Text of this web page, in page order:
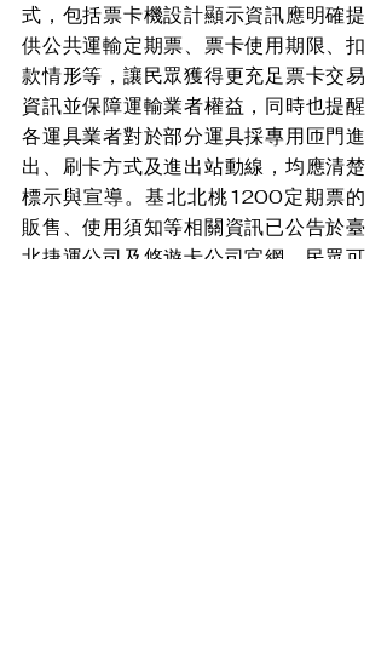
式，包括票卡機設計顯示資訊應明確提
供公共運輸定期票、票卡使用期限、扣
款情形等，讓民眾獲得更充足票卡交易
資訊並保障運輸業者權益，同時也提醒
各運具業者對於部分運具採專用匝門進
出、刷卡方式及進出站動線，均應清楚
標示與宣導。基北北桃1200定期票的
販售、使用須知等相關資訊已公告於臺
北捷運公司及悠遊卡公司官網，民眾可